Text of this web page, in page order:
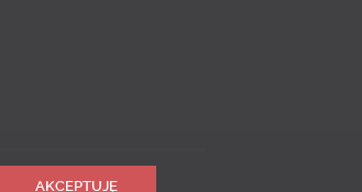
AKCEPTUJĘ